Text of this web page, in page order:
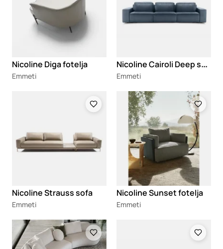
Nicoline Diga fotelja
Emmeti
N
icoline Cairoli Deep sofa
Emmeti
Nicoline Strauss sofa
Emmeti
Loading
Nicoline Sunset fotelja
Emmeti
Loading